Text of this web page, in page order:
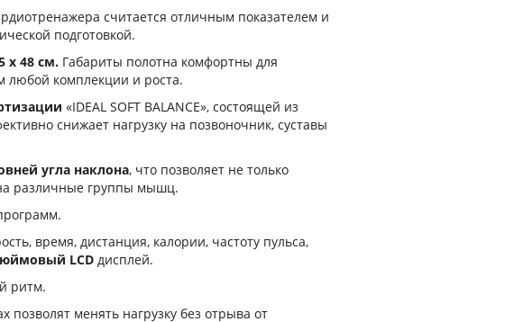
считается отличным показателем и
подготовкой.
х 48 см. Габариты полотна комфортны для
любой комплекции и роста.
«IDEAL SOFT BALANCE», состоящей из
снижает нагрузку на позвоночник, суставы
угла наклона, что позволяет не только
различные группы мышц.
время, дистанция, калории, частоту пульса,
LCD дисплей.
ритм.
позволят менять нагрузку без отрыва от